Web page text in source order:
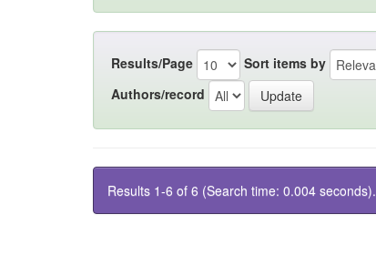
Results/Page Sort items by
Authors/record
Results 1-6 of 6 (Search time: 0.004 seconds).